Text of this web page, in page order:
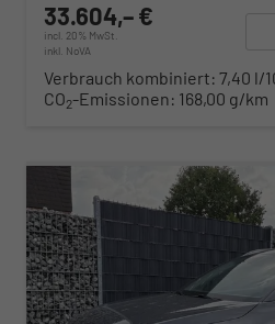
33.604,– €
incl. 20% MwSt.
inkl. NoVA
Verbrauch kombiniert: 7,40 l/
CO2-Emissionen: 168,00 g/km